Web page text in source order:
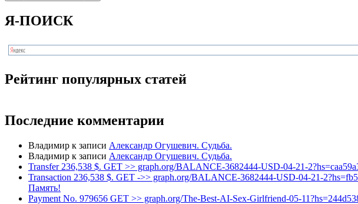
Я-ПОИСК
Рейтинг популярных статей
Последние комментарии
Владимир к записи Александр Огушевич. Судьба.
Владимир к записи Александр Огушевич. Судьба.
Transfer 236,538 $. GET >> graph.org/BALANCE-3682444-USD-04-21-
Transaction 236,538 $. GET ->> graph.org/BALANCE-3682444-USD-04-21-
Память!
Payment No. 979656 GET >> graph.org/The-Best-AI-Sex-Girlfriend-05-